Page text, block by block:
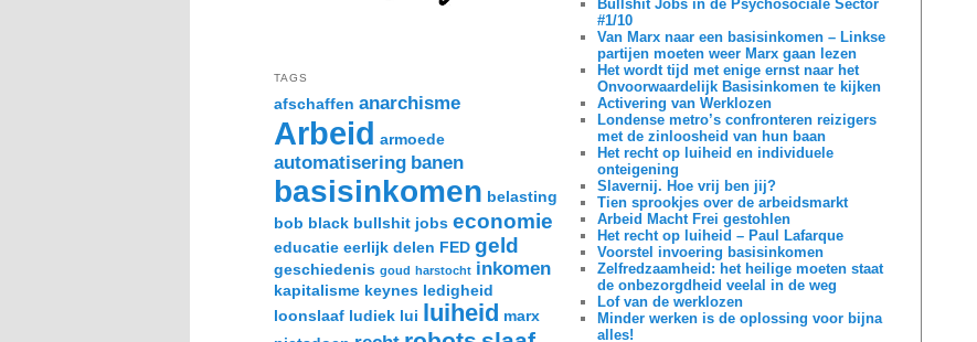
TAGS
afschaffen anarchisme
Arbeid armoede
automatisering banen
basisinkomen belasting
bob black bullshit jobs economie
educatie eerlijk delen FED geld
geschiedenis goud harstocht inkomen
kapitalisme keynes ledigheid
loonslaaf ludiek lui luiheid marx
Bullshit Jobs in de Psychosociale Sector
#1/10
Van Marx naar een basisinkomen – Linkse
partijen moeten weer Marx gaan lezen
Het wordt tijd met enige ernst naar het
Onvoorwaardelijk Basisinkomen te kijken
Activering van Werklozen
Londense metro’s confronteren reizigers
met de zinloosheid van hun baan
Het recht op luiheid en individuele
onteigening
Slavernij. Hoe vrij ben jij?
Tien sprookjes over de arbeidsmarkt
Arbeid Macht Frei gestohlen
Het recht op luiheid – Paul Lafarque
Voorstel invoering basisinkomen
Zelfredzaamheid: het heilige moeten staat
de onbezorgdheid veelal in de weg
Lof van de werklozen
Minder werken is de oplossing voor bijna
alles!